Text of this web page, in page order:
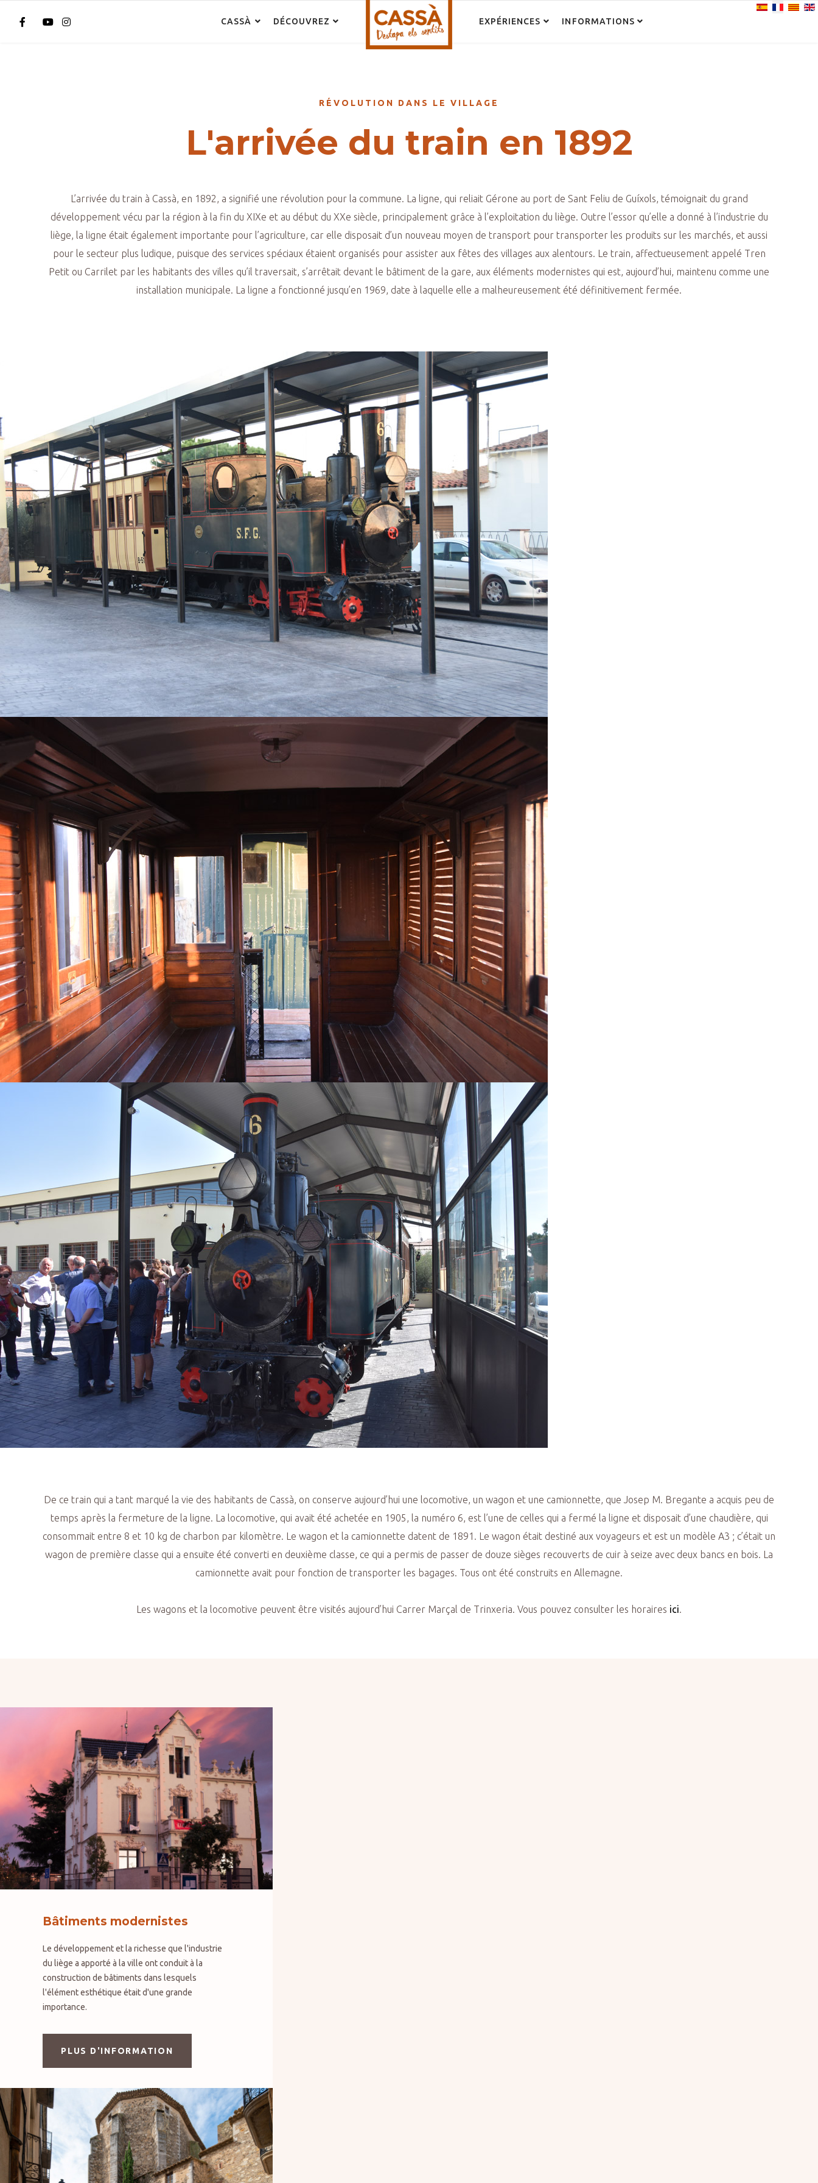
CASSÀ DÉCOUVREZ EXPÉRIENCES INFORMATIONS
Sélectionnez
RÉVOLUTION DANS LE VILLAGE
L'arrivée du train en 1892
L’arrivée du train à Cassà, en 1892, a signifié une révolution pour la commune. La ligne, qui reliait Gérone au port de Sant Feliu de Guíxols, témoignait du grand
développement vécu par la région à la fin du XIXe et au début du XXe siècle, principalement grâce à l’exploitation du liège. Outre l’essor qu’elle a donné à l’industrie du
liège, la ligne était également importante pour l’agriculture, car elle disposait d’un nouveau moyen de transport pour transporter les produits sur les marchés, et aussi
pour le secteur plus ludique, puisque des services spéciaux étaient organisés pour assister aux fêtes des villages aux alentours. Le train, affectueusement appelé Tren
Petit ou Carrilet par les habitants des villes qu’il traversait, s’arrêtait devant le bâtiment de la gare, aux éléments modernistes qui est, aujourd’hui, maintenu comme une
installation municipale. La ligne a fonctionné jusqu’en 1969, date à laquelle elle a malheureusement été définitivement fermée.
De ce train qui a tant marqué la vie des habitants de Cassà, on conserve aujourd’hui une locomotive, un wagon et une camionnette, que Josep M. Bregante a acquis peu de
temps après la fermeture de la ligne. La locomotive, qui avait été achetée en 1905, la numéro 6, est l’une de celles qui a fermé la ligne et disposait d’une chaudière, qui
consommait entre 8 et 10 kg de charbon par kilomètre. Le wagon et la camionnette datent de 1891. Le wagon était destiné aux voyageurs et est un modèle A3 ; c’était un
wagon de première classe qui a ensuite été converti en deuxième classe, ce qui a permis de passer de douze sièges recouverts de cuir à seize avec deux bancs en bois. La
camionnette avait pour fonction de transporter les bagages. Tous ont été construits en Allemagne.
Les wagons et la locomotive peuvent être visités aujourd’hui Carrer Marçal de Trinxeria. Vous pouvez consulter les horaires ici.
Bâtiments modernistes
Le développement et la richesse que l'industrie
du liège a apporté à la ville ont conduit à la
construction de bâtiments dans lesquels
l'élément esthétique était d'une grande
importance.
PLUS D'INFORMATION